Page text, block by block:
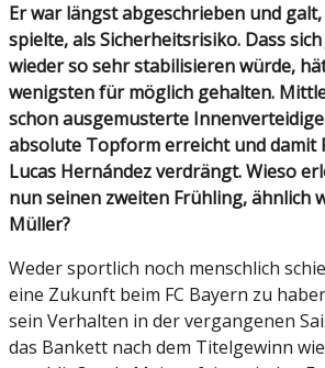
Er war längst abgeschrieben und galt, wann immer er
spielte, als Sicherheitsrisiko. Dass
wieder so sehr stabilisieren würde,
wenigsten für möglich gehalten.
schon ausgemusterte
absolute Topform erreicht und damit
Lucas Hernández verdrängt. Wieso
nun seinen zweiten Frühling, ähnlich
Müller?
Weder sportlich noch menschlich
eine Zukunft beim FC Bayern zu
sein Verhalten in der vergangenen
das Bankett nach dem Titelgewinn